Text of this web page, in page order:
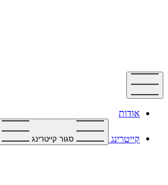
אודות
קייטרינג סגור קייטרינג